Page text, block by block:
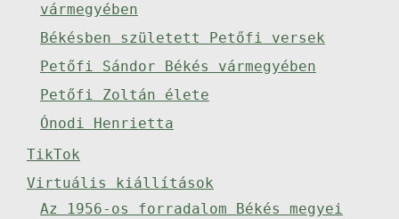
vármegyében
Békésben született Petőfi versek
Petőfi Sándor Békés vármegyében
Petőfi Zoltán élete
Ónodi Henrietta
TikTok
Virtuális kiállítások
Az 1956-os forradalom Békés megyei